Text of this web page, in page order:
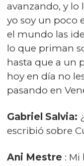
avanzando, y lo
yo soy un poco
el mundo las
lo que priman
hasta que a un
hoy en día no
pasando en
Gabriel Salvia:
escribió sobre
Ani Mestre :